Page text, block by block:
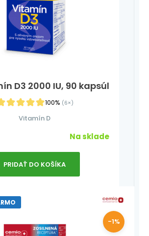
D3 2000 IU, 90 kapsúl
100% (6×)
Vitamín D
Na sklade
PRIDAŤ DO KOŠÍKA
-1%